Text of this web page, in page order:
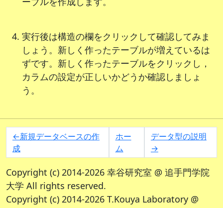
実行後は構造の欄をクリックして確認してみま
しょう。新しく作ったテーブルが増えているは
ずです。新しく作ったテーブルをクリックし，
カラムの設定が正しいかどうか確認しましょ
う。
←新規データベースの作
成
ホー
ム
データ型の説明
→
Copyright (c) 2014-2026 幸谷研究室 @ 追手門学院
大学 All rights reserved.
Copyright (c) 2014-2026 T.Kouya Laboratory @